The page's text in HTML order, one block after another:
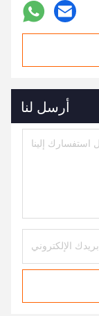
أرسل لنا